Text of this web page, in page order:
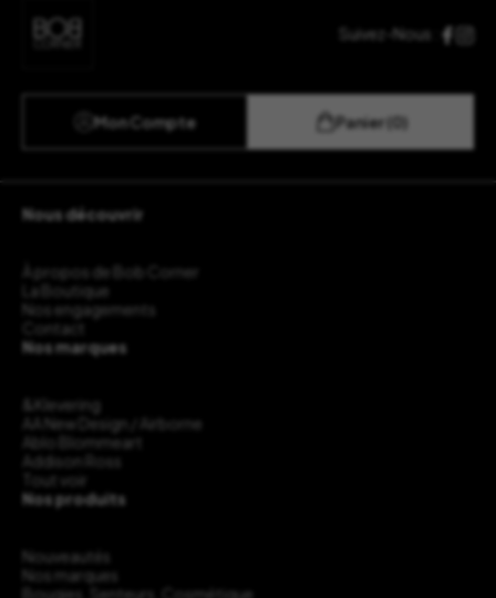
Suivez-Nous :
Mon Compte Panier (0)
Nous découvrir
À propos de Bob Corner
La Boutique
Nos engagements
Contact
Nos marques
&Klevering
AA New Design / Airborne
Ablo Blommeart
Addison Ross
Tout voir
Nos produits
Nouveautés
Nos marques